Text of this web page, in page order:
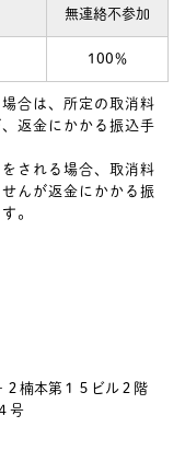
無連絡不参加
100％
合は、所定の取消料
返金にかかる振込手
される場合、取消料
んが返金にかかる振
。
楠本第１５ビル２階
号